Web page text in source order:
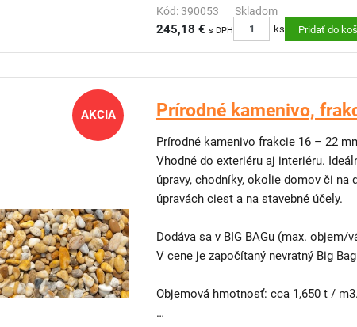
vyrobená z triedenej rašeliny prechodového
priemyslového kompostu,
Kód: 390053 Skladom
245,18 € s DPH ks Pridať do
AKCIA Prírodné kamenivo,
Prírodné kamenivo frakcie 16 – 22
Vhodné do exteriéru aj interiéru.
úpravy, chodníky, okolie domov či
úpravách ciest a na stavebné účely.
Dodáva sa v BIG BAGu (max. objem/
V cene je započítaný nevratný Big
Objemová hmotnosť: cca 1,650 t / m3.